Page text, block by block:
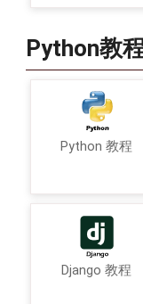
Python教
Python 教程
Django 教程